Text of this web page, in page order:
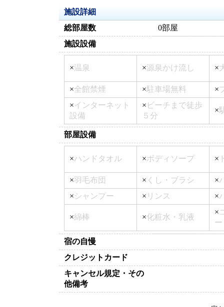
施設詳細
総部屋数
0部屋
施設設備
×温泉 ×源泉かけ流し ×
×全館禁煙 ×駐車場無料 ×
×インターネット
設備
× ビーチまで徒歩
５分
×
部屋設備
×ハンドタオル ×ボディソープ ×
×羽毛布団 × くし・ブラシ ×
×シャンプー × リンス ×
×綿棒 ×化粧水・乳液
×
ー
宿の自慢
クレジットカード
キャンセル規定・その
他備考